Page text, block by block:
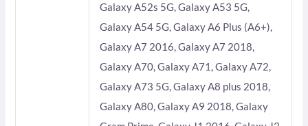
Galaxy A52s 5G, Galaxy A53 5G,
Galaxy A54 5G, Galaxy A6 Plus (A6+),
Galaxy A7 2016, Galaxy A7 2018,
Galaxy A70, Galaxy A71, Galaxy A72,
Galaxy A73 5G, Galaxy A8 plus 2018,
Galaxy A80, Galaxy A9 2018, Galaxy